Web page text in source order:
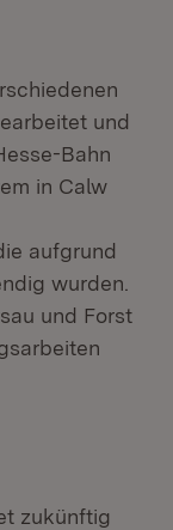
und
Bahn
in Calw
aufgrund
wurden.
und Forst
zukünftig